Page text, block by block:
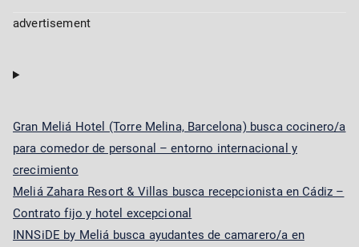
advertisement
Gran Meliá Hotel (Torre Melina, Barcelona) busca cocinero/a
para comedor de personal – entorno internacional y
crecimiento
Meliá Zahara Resort & Villas busca recepcionista en Cádiz –
Contrato fijo y hotel excepcional
INNSiDE by Meliá busca ayudantes de camarero/a en